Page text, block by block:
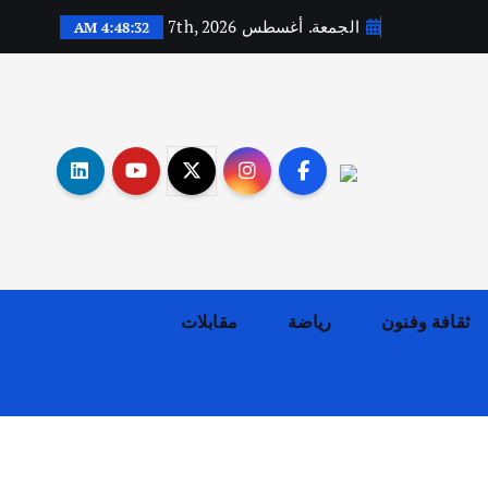
الجمعة. أغسطس 7th, 2026 4:48:33 AM
ثقافة وفنون رياضة مقابلات